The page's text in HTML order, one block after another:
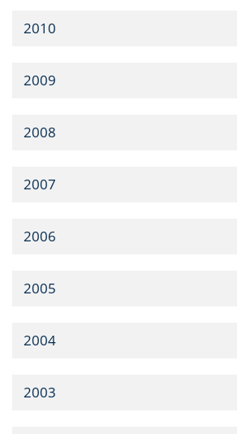
2010
2009
2008
2007
2006
2005
2004
2003